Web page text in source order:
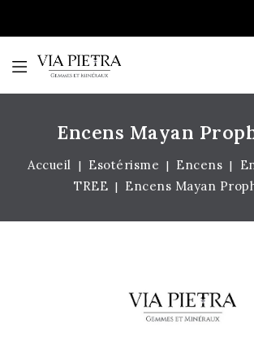
Encens Mayan
Accueil Esotérisme Encens
TREE
Encens Mayan